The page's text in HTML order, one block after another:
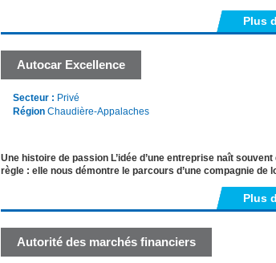
Plus
Autocar Excellence
Secteur : Privé
Région Chaudière-Appalaches
Une histoire de passion L’idée d’une entreprise naît
règle : elle nous démontre le parcours d’une compagnie de
Plus
Autorité des marchés financiers